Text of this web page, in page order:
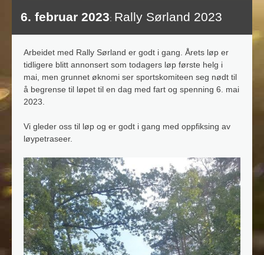
6. februar 2023: Rally Sørland 2023
Arbeidet med Rally Sørland er godt i gang. Årets løp er
tidligere blitt annonsert som todagers løp første helg i
mai, men grunnet øknomi ser sportskomiteen seg nødt til
å begrense til løpet til en dag med fart og spenning 6. mai
2023.
Vi gleder oss til løp og er godt i gang med oppfiksing av
løypetraseer.